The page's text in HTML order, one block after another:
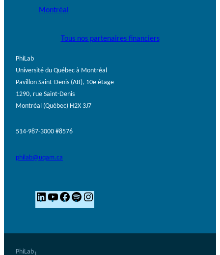
Tous nos partenaires financiers
PhiLab
Université du Québec à Montréal
Pavillon Saint-Denis (AB), 10e étage
1290, rue Saint-Denis
Montréal (Québec) H2X 3J7
514-987-3000 #8576
philab@uqam.ca
L
i
Y
o
F
a
S
p
n
PhiLab